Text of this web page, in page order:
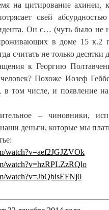
на цитирование ахинеи,
свей
Он с… (чуть было не
в доме 15 к.2
считать не только
к Георгию
Похоже Иозеф
в том числе, и появление
– чиновники,
деньги, которые мы
watch?v=aef2JGJZVOk
watch?v=hzRPLZzRQlo
watch?v=JbQbisEFNj0